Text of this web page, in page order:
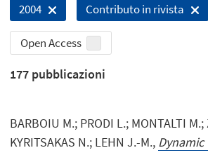
2004 Contributo in rivista
Open Access
177 pubblicazioni
BARBOIU M.; PRODI L.; MONTALTI M.;
KYRITSAKAS N.; LEHN J.-M., Dynamic